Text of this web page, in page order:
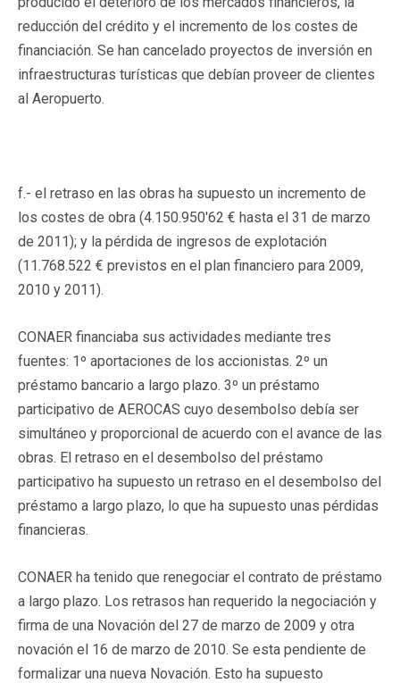
reducción del crédito y el incremento de los costes de
financiación. Se han cancelado proyectos de inversión en
infraestructuras turísticas que debían proveer de clientes
al Aeropuerto.
f.- el retraso en las obras ha supuesto un incremento de
los costes de obra (4.150.950'62 € hasta el 31 de marzo
de 2011); y la pérdida de ingresos de explotación
(11.768.522 € previstos en el plan financiero para 2009,
2010 y 2011).
CONAER financiaba sus actividades mediante tres
fuentes: 1º aportaciones de los accionistas. 2º un
préstamo bancario a largo plazo. 3º un préstamo
participativo de AEROCAS cuyo desembolso debía ser
simultáneo y proporcional de acuerdo con el avance de las
obras. El retraso en el desembolso del préstamo
participativo ha supuesto un retraso en el desembolso del
préstamo a largo plazo, lo que ha supuesto unas pérdidas
financieras.
CONAER ha tenido que renegociar el contrato de préstamo
a largo plazo. Los retrasos han requerido la negociación y
firma de una Novación del 27 de marzo de 2009 y otra
novación el 16 de marzo de 2010. Se esta pendiente de
formalizar una nueva Novación. Esto ha supuesto